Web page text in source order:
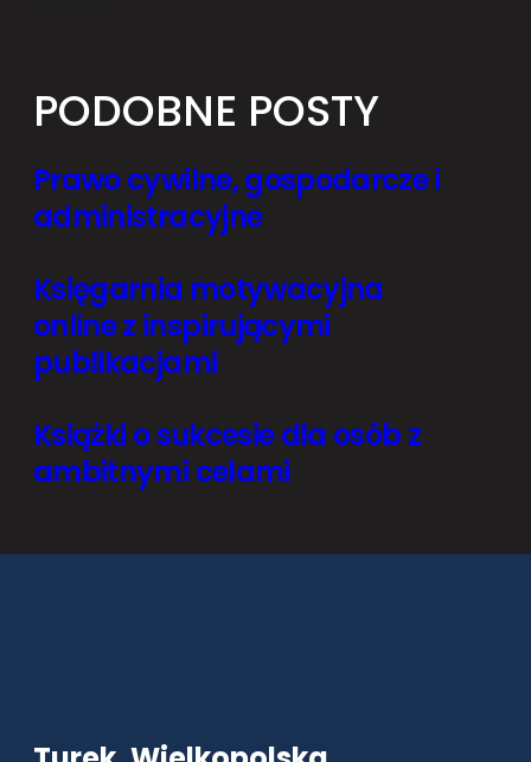
PODOBNE POSTY
Prawo cywilne, gospodarcze i
administracyjne
Księgarnia motywacyjna
online z inspirującymi
publikacjami
Książki o sukcesie dla osób z
ambitnymi celami